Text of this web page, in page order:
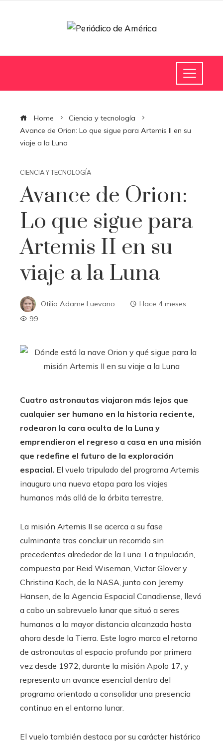
Home
Ciencia y tecnología
Avance de Orion: Lo que sigue para Artemis II en su
viaje a la Luna
CIENCIA Y TECNOLOGÍA
Avance de Orion:
Lo que sigue para
Artemis II en su
viaje a la Luna
Otilia Adame Luevano
Hace 4 meses
99
Cuatro astronautas viajaron más lejos que
cualquier ser humano en la historia reciente,
rodearon la cara oculta de la Luna y
emprendieron el regreso a casa en una misión
que redefine el futuro de la exploración
espacial. El vuelo tripulado del programa Artemis
inaugura una nueva etapa para los viajes
humanos más allá de la órbita terrestre.
La misión Artemis II se acerca a su fase
culminante tras concluir un recorrido sin
precedentes alrededor de la Luna. La tripulación,
compuesta por Reid Wiseman, Victor Glover y
Christina Koch, de la NASA, junto con Jeremy
Hansen, de la Agencia Espacial Canadiense, llevó
a cabo un sobrevuelo lunar que situó a seres
humanos a la mayor distancia alcanzada hasta
ahora desde la Tierra. Este logro marca el retorno
de astronautas al espacio profundo por primera
vez desde 1972, durante la misión Apolo 17, y
representa un avance esencial dentro del
programa orientado a consolidar una presencia
continua en el entorno lunar.
El vuelo también destaca por su carácter histórico